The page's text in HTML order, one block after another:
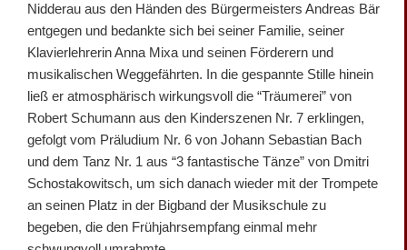
Nidderau aus den Händen des Bürgermeisters Andreas Bär
entgegen und bedankte sich bei seiner Familie, seiner
Klavierlehrerin Anna Mixa und seinen Förderern und
musikalischen Weggefährten. In die gespannte Stille hinein
ließ er atmosphärisch wirkungsvoll die “Träumerei” von
Robert Schumann aus den Kinderszenen Nr. 7 erklingen,
gefolgt vom Präludium Nr. 6 von Johann Sebastian Bach
und dem Tanz Nr. 1 aus “3 fantastische Tänze” von Dmitri
Schostakowitsch, um sich danach wieder mit der Trompete
an seinen Platz in der Bigband der Musikschule zu
begeben, die den Frühjahrsempfang einmal mehr